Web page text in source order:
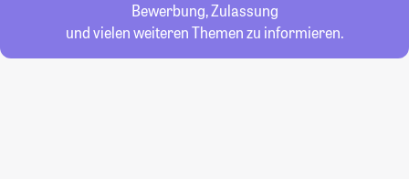
Bewerbung, Zulassung
und vielen weiteren Themen zu informieren.